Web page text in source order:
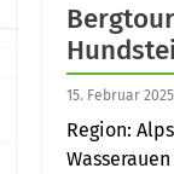
15. Februar 2025
Region: